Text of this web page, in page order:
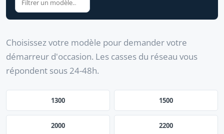
Choisissez votre modèle pour demander votre
démarreur d'occasion. Les casses du réseau vous
répondent sous 24-48h.
1300 1500
2000 2200